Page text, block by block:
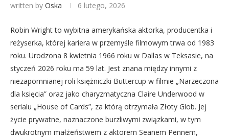
written by Oska 6 lutego, 2026
Robin Wright to wybitna amerykańska aktorka, producentka i
reżyserka, której kariera w przemyśle filmowym trwa od 1983
roku. Urodzona 8 kwietnia 1966 roku w Dallas w Teksasie, na
styczeń 2026 roku ma 59 lat. Jest znana między innymi z
niezapomnianej roli księżniczki Buttercup w filmie „Narzeczona
dla księcia” oraz jako charyzmatyczna Claire Underwood w
serialu „House of Cards”, za którą otrzymała Złoty Glob. Jej
życie prywatne, naznaczone burzliwymi związkami, w tym
dwukrotnym małżeństwem z aktorem Seanem Pennem,